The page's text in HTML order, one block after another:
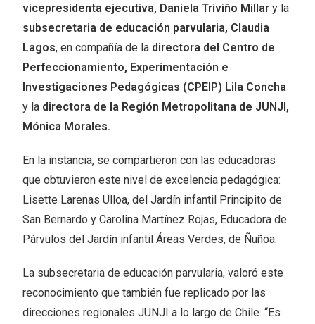
vicepresidenta ejecutiva, Daniela Triviño Millar y la
subsecretaria de educación parvularia, Claudia
Lagos, en compañía de la directora del Centro de
Perfeccionamiento, Experimentación e
Investigaciones Pedagógicas (CPEIP) Lila Concha
y la directora de la Región Metropolitana de JUNJI,
Mónica Morales.
En la instancia, se compartieron con las educadoras
que obtuvieron este nivel de excelencia pedagógica:
Lisette Larenas Ulloa, del Jardín infantil Principito de
San Bernardo y Carolina Martínez Rojas, Educadora de
Párvulos del Jardín infantil Áreas Verdes, de Ñuñoa.
La subsecretaria de educación parvularia, valoró este
reconocimiento que también fue replicado por las
direcciones regionales JUNJI a lo largo de Chile. “Es